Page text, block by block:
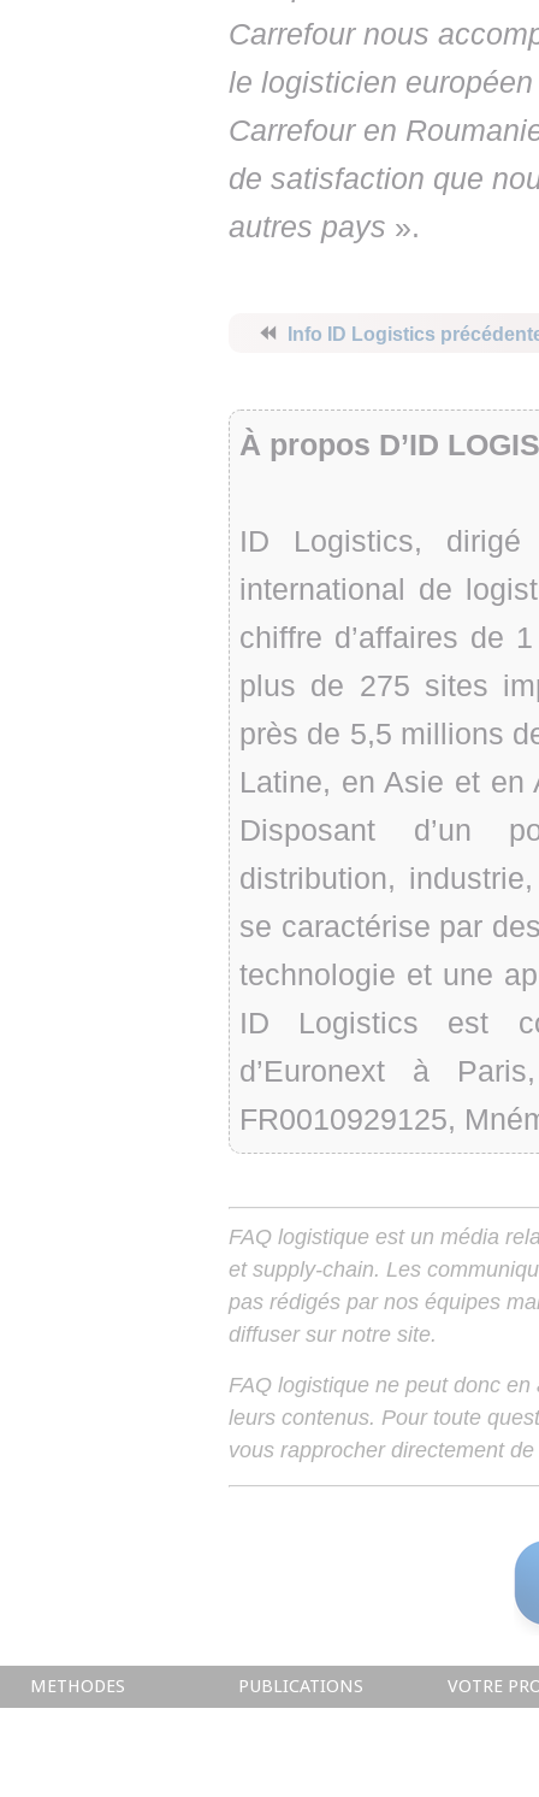
Carrefour nous
le logisticien
Carrefour en
de satisfaction que
autres pays ».
⏪ Info ID Logistics
À propos D’ID
ID Logistics,
international de
chiffre d’affaires de
plus de 275 sites
près de 5,5 millions
Latine, en Asie et en
Disposant d’un
distribution,
se caractérise par
technologie et une
ID Logistics est
d’Euronext à
FR0010929125,
FAQ logistique est un média
et supply-chain. Les
pas rédigés par nos équipes
diffuser sur notre site.
FAQ logistique ne peut donc
leurs contenus. Pour toute
vous rapprocher directement
METHODES PUBLICATIONS VOTRE